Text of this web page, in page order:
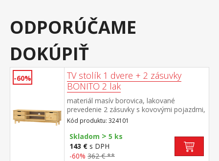
ODPORÚČAME
DOKÚPIŤ
-60%
TV stolík 1 dvere + 2 zásuvky
BONITO 2 lak
materiál masív borovica, lakované
prevedenie 2 zásuvky s kovovými pojazdmi,
1 dvierka, 1 polica otvor na pretiahnutie
káblov
Kód produktu: 324101
Skladom > 5 ks
143 € s DPH
-60% 362 € **